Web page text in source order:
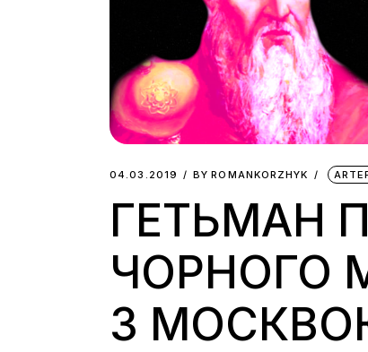
04.03.2019 BY ROMANKORZHYK
ГЕТЬМАН
ЧОРНОГО
З